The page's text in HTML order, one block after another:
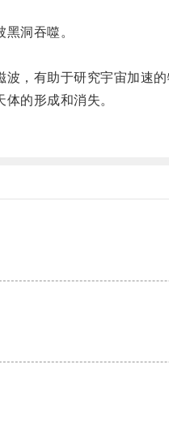
洞吞噬。
，有助于研究宇宙加速的
的形成和消失。